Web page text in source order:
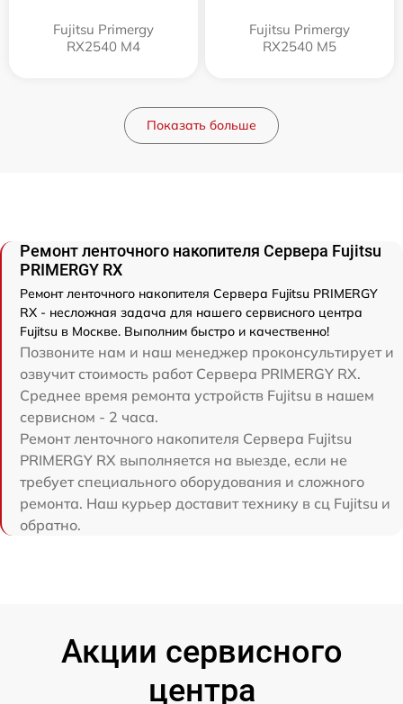
Fujitsu Primergy
RX2540 M4
Fujitsu Primergy
RX2540 M5
Показать больше
Ремонт ленточного накопителя Сервера Fujitsu
PRIMERGY RX
Ремонт ленточного накопителя Сервера Fujitsu PRIMERGY
RX - несложная задача для нашего сервисного центра
Fujitsu в Москве. Выполним быстро и качественно!
Позвоните нам и наш менеджер проконсультирует и
озвучит стоимость работ Сервера PRIMERGY RX.
Среднее время ремонта устройств Fujitsu в нашем
сервисном - 2 часа.
Ремонт ленточного накопителя Сервера Fujitsu
PRIMERGY RX выполняется на выезде, если не
требует специального оборудования и сложного
ремонта. Наш курьер доставит технику в сц Fujitsu и
обратно.
Акции сервисного
центра